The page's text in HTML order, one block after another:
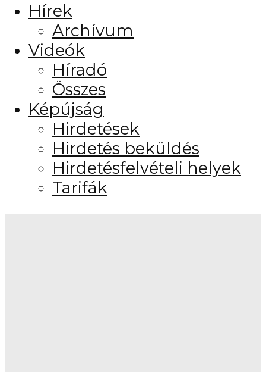
Hírek
Archívum
Videók
Híradó
Összes
Képújság
Hirdetések
Hirdetés beküldés
Hirdetésfelvételi helyek
Tarifák